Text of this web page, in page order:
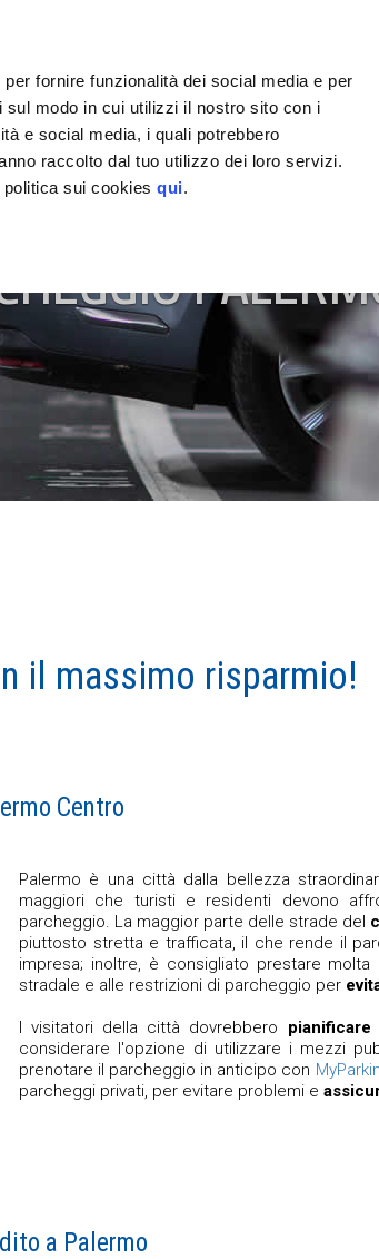
fornire funzionalità dei social media e per
modo in cui utilizzi il nostro sito con i
e social media, i quali potrebbero
raccolto dal tuo utilizzo dei loro servizi.
politica sui cookiesqui.
il massimo risparmio!
Centro
Palermo è una città dalla bellezza
maggiori che turisti e residenti devono
parcheggio. La maggior parte delle strade del
piuttosto stretta e trafficata, il che rende il
impresa; inoltre, è consigliato prestare molta
stradale e alle restrizioni di parcheggio per
I visitatori della città dovrebbero pianificare
considerare l'opzione di utilizzare i mezzi
prenotare il parcheggio in anticipo con
parcheggi privati, per evitare problemi e
a Palermo